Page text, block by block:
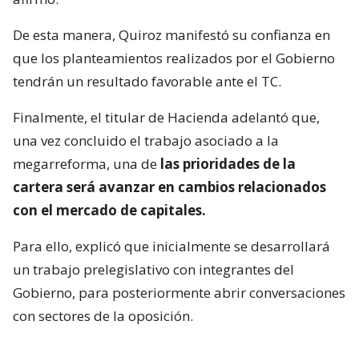
De esta manera, Quiroz manifestó su confianza en
que los planteamientos realizados por el Gobierno
tendrán un resultado favorable ante el TC.
Finalmente, el titular de Hacienda adelantó que,
una vez concluido el trabajo asociado a la
megarreforma, una de las prioridades de la
cartera será avanzar en cambios relacionados
con el mercado de capitales.
Para ello, explicó que inicialmente se desarrollará
un trabajo prelegislativo con integrantes del
Gobierno, para posteriormente abrir conversaciones
con sectores de la oposición.